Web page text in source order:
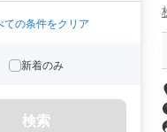
ての条件をクリア
新着のみ
検索